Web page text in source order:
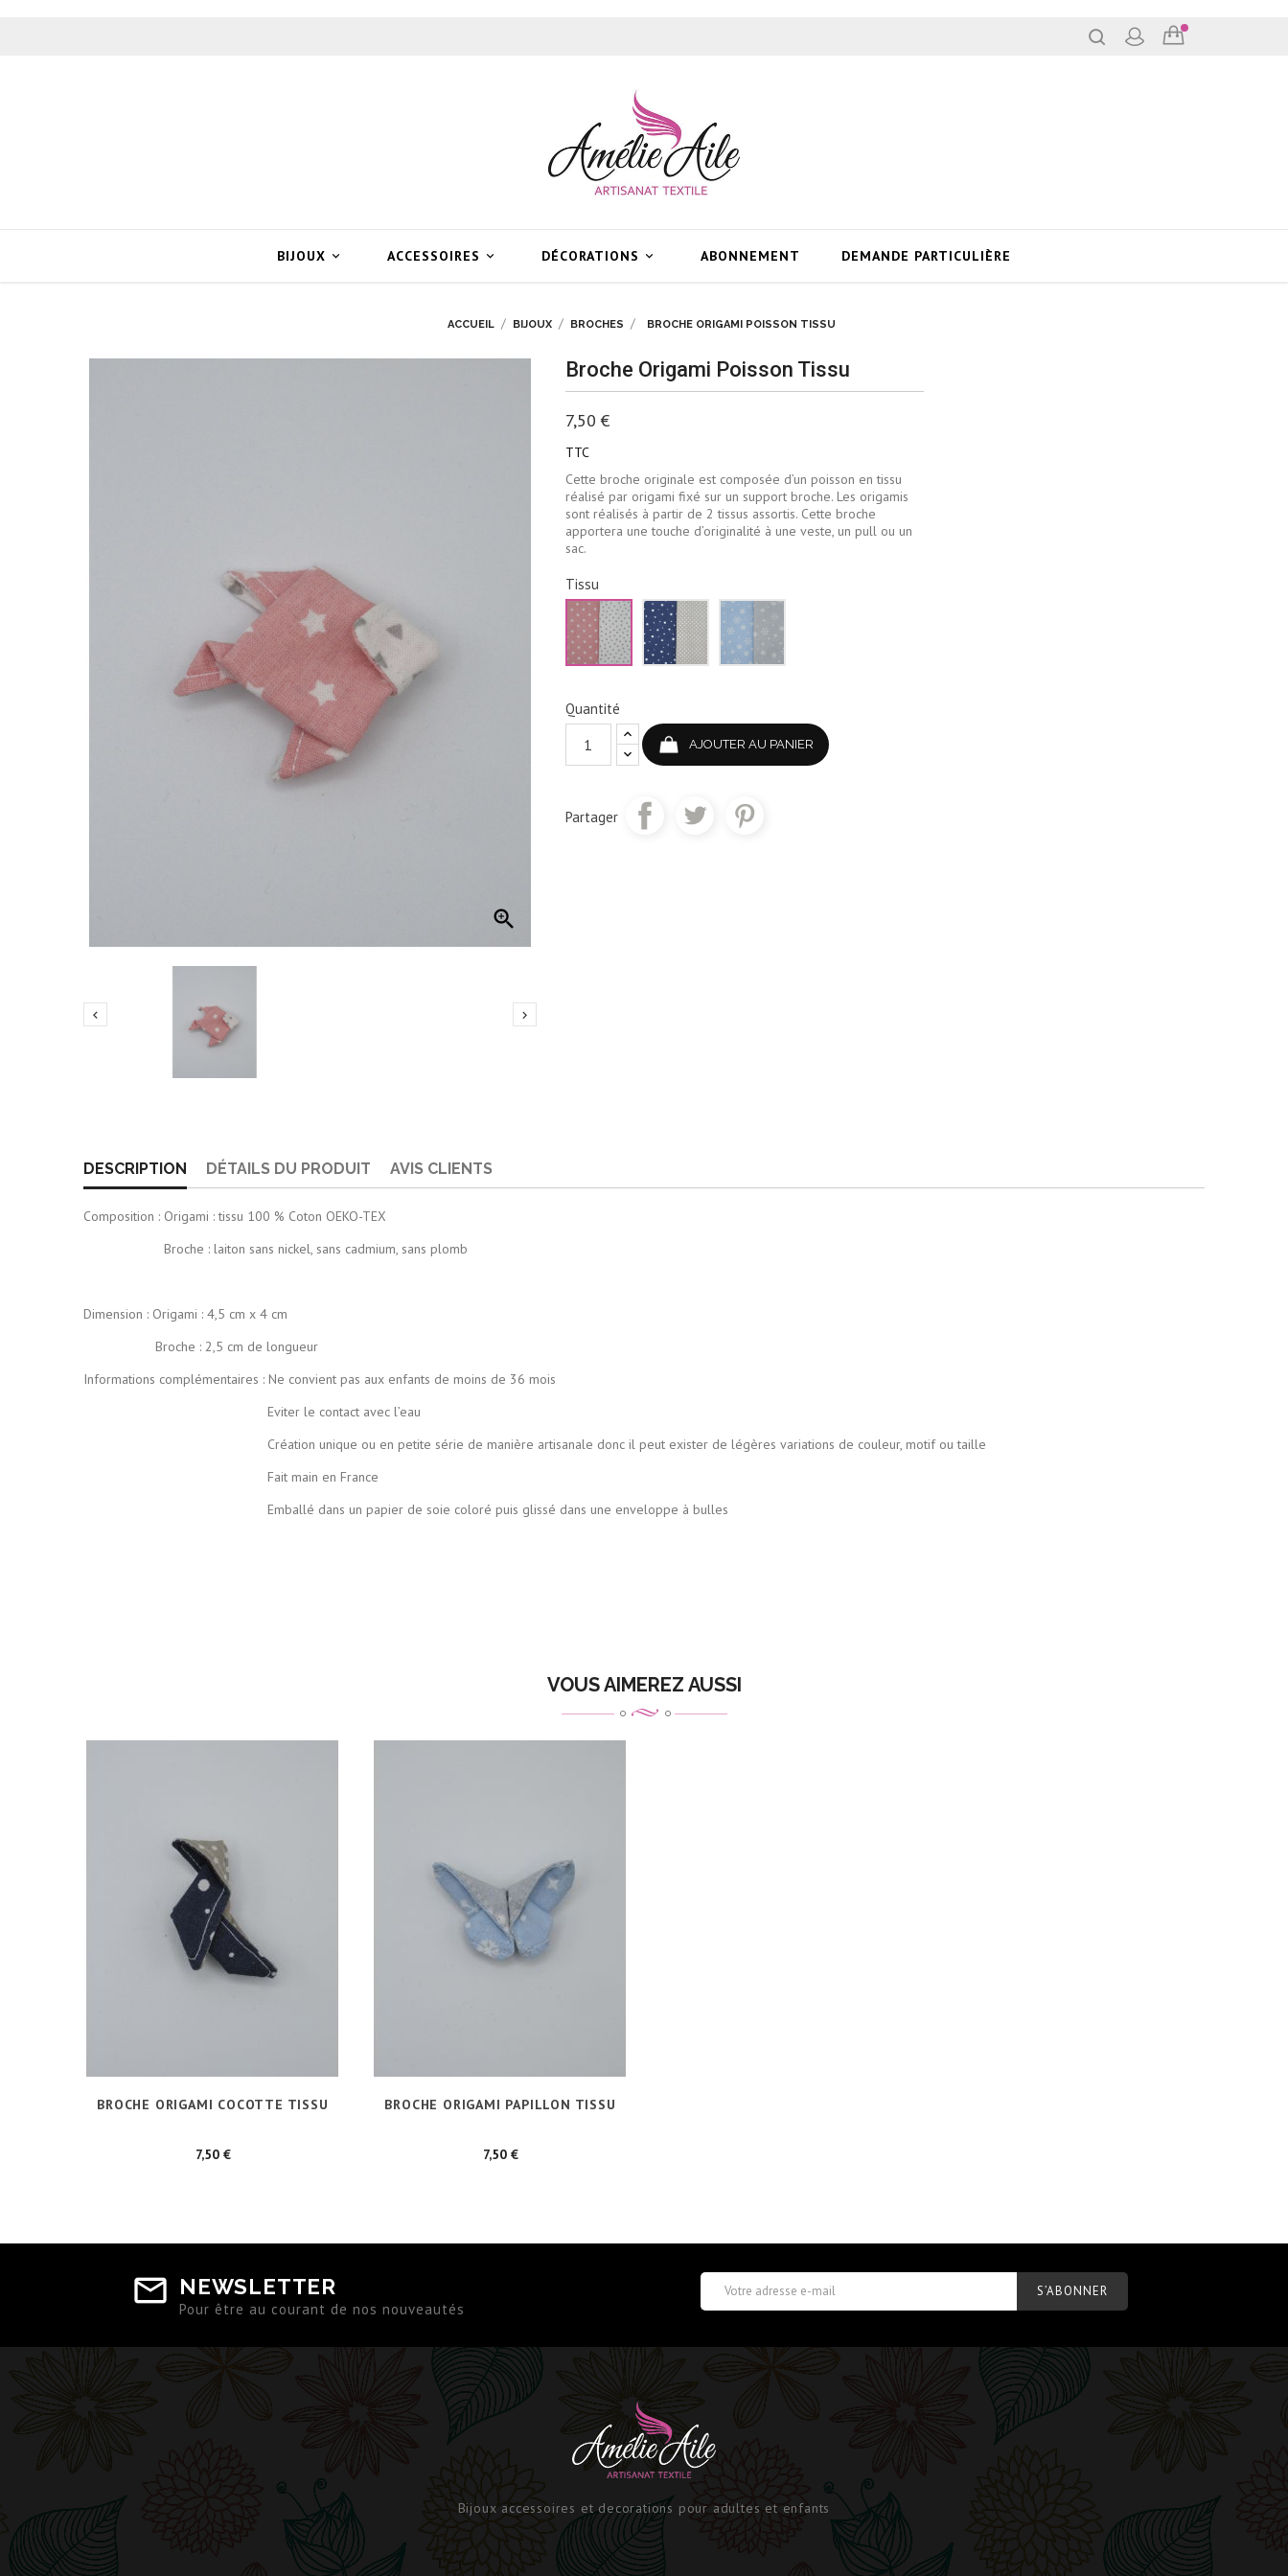

BIJOUX 
ACCESSOIRES 
DÉCORATIONS ABONNEMENT DEMANDE PARTICULIÈRE
ACCUEIL BIJOUX BROCHES BROCHE ORIGAMI POISSON TISSU

 
Broche Origami Poisson Tissu
7,50 €
TTC
Cette broche originale est composée d’un poisson en tissu
réalisé par origami fixé sur un support broche. Les origamis
sont réalisés à partir de 2 tissus assortis. Cette broche
apportera une touche d’originalité à une veste, un pull ou un
sac.
Tissu
Rose
et
blanc
Bleu
marine
beige
ciel
gris
Quantité
AJOUTER AU PANIER
Partager
DESCRIPTION DÉTAILS DU PRODUIT AVIS CLIENTS
Composition : Origami : tissu 100 % Coton OEKO-TEX
Broche : laiton sans nickel, sans cadmium, sans plomb
Dimension : Origami : 4,5 cm x 4 cm
Broche : 2,5 cm de longueur
Informations complémentaires : Ne convient pas aux enfants de moins de 36 mois
Eviter le contact avec l’eau
Création unique ou en petite série de manière artisanale donc il peut exister de légères variations de couleur, motif ou taille
Fait main en France
Emballé dans un papier de soie coloré puis glissé dans une enveloppe à bulles
VOUS AIMEREZ AUSSI
BROCHE ORIGAMI COCOTTE TISSU
7,50 €Prix
BROCHE ORIGAMI PAPILLON TISSU
7,50 €Prix
NEWSLETTER
Pour être au courant de nos nouveautés
Bijoux accessoires et decorations pour adultes et enfants